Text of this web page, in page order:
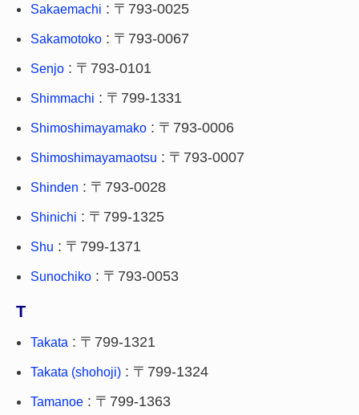
Sakaemachi : 〒793-0025
Sakamotoko : 〒793-0067
Senjo : 〒793-0101
Shimmachi : 〒799-1331
Shimoshimayamako : 〒793-0006
Shimoshimayamaotsu : 〒793-0007
Shinden : 〒793-0028
Shinichi : 〒799-1325
Shu : 〒799-1371
Sunochiko : 〒793-0053
T
Takata : 〒799-1321
Takata (shohoji) : 〒799-1324
Tamanoe : 〒799-1363